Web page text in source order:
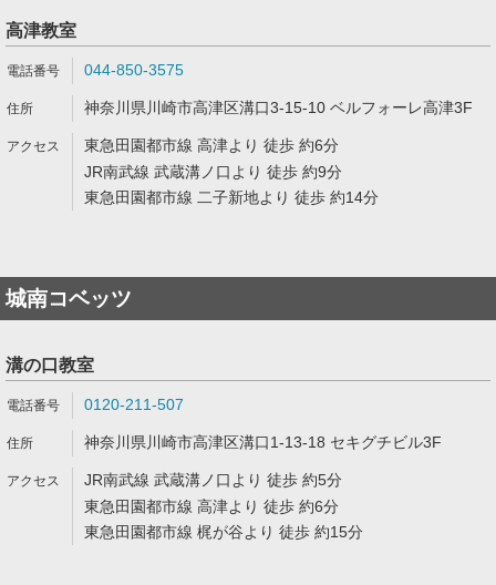
高津教室
044-850-3575
神奈川県川崎市高津区溝口3-15-10 ベルフォーレ高津3F
東急田園都市線 高津より 徒歩 約6分
JR南武線 武蔵溝ノ口より 徒歩 約9分
東急田園都市線 二子新地より 徒歩 約14分
城南コベッツ
溝の口教室
0120-211-507
神奈川県川崎市高津区溝口1-13-18 セキグチビル3F
JR南武線 武蔵溝ノ口より 徒歩 約5分
東急田園都市線 高津より 徒歩 約6分
東急田園都市線 梶が谷より 徒歩 約15分